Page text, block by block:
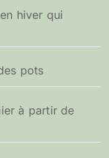
hiver qui
pots
à partir de